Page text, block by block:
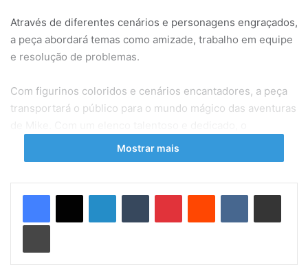
Através de diferentes cenários e personagens engraçados,
a peça abordará temas como amizade, trabalho em equipe
e resolução de problemas.
Com figurinos coloridos e cenários encantadores, a peça
transportará o público para o mundo mágico das aventuras
espetáculo promete momentos emocionantes e muita
diversão para toda a família.
As Aventuras de Mike com Dearo e Manu é uma peça que
mensagens positivas e lições importantes, o espetáculo é
adultos que buscam um momento de descontração e
Mostrar mais